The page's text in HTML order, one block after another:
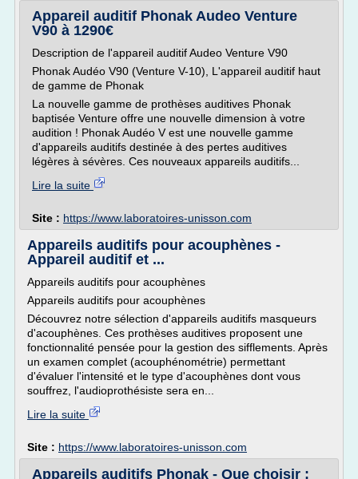
Appareil auditif Phonak Audeo Venture
V90 à 1290€
Description de l'appareil auditif Audeo Venture V90
Phonak Audéo V90 (Venture V-10), L'appareil auditif haut
de gamme de Phonak
La nouvelle gamme de prothèses auditives Phonak
baptisée Venture offre une nouvelle dimension à votre
audition ! Phonak Audéo V est une nouvelle gamme
d'appareils auditifs destinée à des pertes auditives
légères à sévères. Ces nouveaux appareils auditifs...
Lire la suite
Site : https://www.laboratoires-unisson.com
Appareils auditifs pour acouphènes -
Appareil auditif et ...
Appareils auditifs pour acouphènes
Appareils auditifs pour acouphènes
Découvrez notre sélection d'appareils auditifs masqueurs
d'acouphènes. Ces prothèses auditives proposent une
fonctionnalité pensée pour la gestion des sifflements. Après
un examen complet (acouphénométrie) permettant
d'évaluer l'intensité et le type d'acouphènes dont vous
souffrez, l'audioprothésiste sera en...
Lire la suite
Site : https://www.laboratoires-unisson.com
Appareils auditifs Phonak - Que choisir :